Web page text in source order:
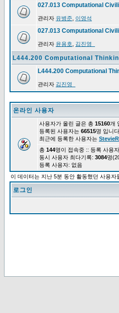
027.013 Computational
관리자 유병준 이영석
027.013 Computational
관리자 윤용호 김진영_
L444.200 Computational
L444.200 Computational
관리자 김진영_
온라인 사용자
사용자가 올린 글은 총 15160개
등록된 사용자는 66515명 입니다
최근에 등록한 사용자는
총 144명이 접속중 :: 등록 사용
동시 사용자 최다기록: 3084명
등록 사용자: 없음
이 데이터는 지난 5분 동안 활동했던 사용자
로그인